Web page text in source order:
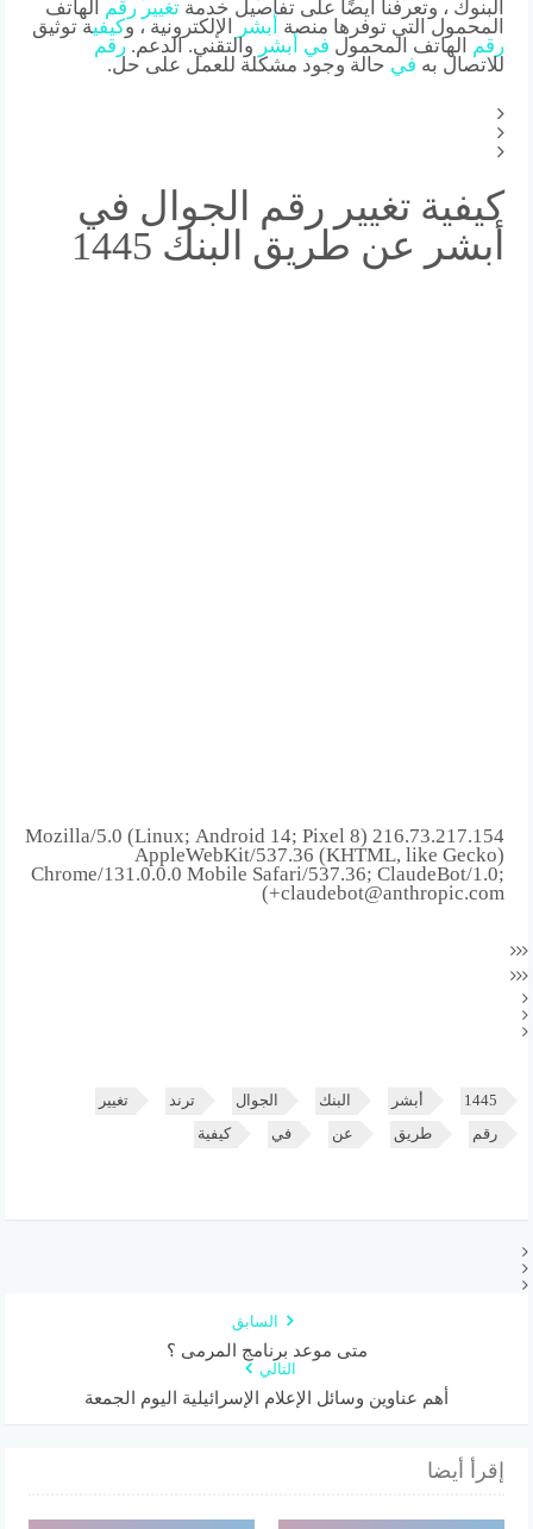
البنوك ، وتعرفنا أيضًا على تفاصيل خدمةتغيير رقم
الهاتف
المحمول التي توفرها منصة
أبشر الإلكترونية ، وكيفية توثيق
رقم
الهاتف المحمول في أبشر والتقني. الدعم.رقم
للاتصال به في حالة وجود مشكلة للعمل على حل.
كيفية تغيير رقم الجوال في
أبشر عن طريق البنك 1445
216.73.217.154 Mozilla/5.0 (Linux; Android 14; Pixel 8)
AppleWebKit/537.36 (KHTML, like Gecko)
Chrome/131.0.0.0 Mobile Safari/537.36; ClaudeBot/1.0;
+claudebot@anthropic.com)
1445 أبشر البنك الجوال ترند تغيير
رقم طريق عن في كيفية
السابق
متى موعد برنامج المرمى ؟
التالي
أهم عناوين وسائل الإعلام الإسرائيلية اليوم الجمعة
إقرأ أيضا